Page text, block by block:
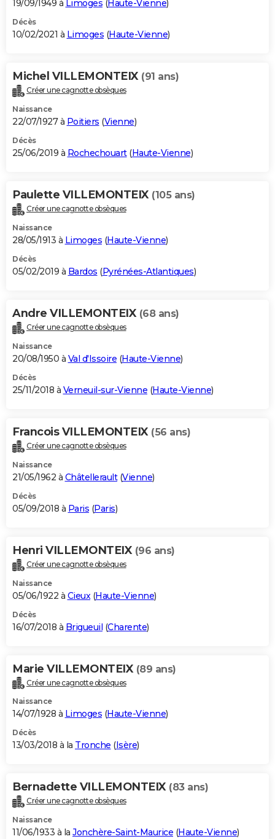
19/09/1949 à Limoges (Haute-Vienne)
Décès
10/02/2021 à Limoges (Haute-Vienne)
Michel VILLEMONTEIX (91 ans)
Créer une cagnotte obsèques
Naissance
22/07/1927 à Poitiers (Vienne)
Décès
25/06/2019 à Rochechouart(Haute-Vienne)
Paulette VILLEMONTEIX (105 ans)
Créer une cagnotte obsèques
Naissance
28/05/1913 à Limoges (Haute-Vienne)
Décès
05/02/2019 à Bardos (Pyrénées-Atlantiques)
Andre VILLEMONTEIX (68 ans)
Créer une cagnotte obsèques
Naissance
20/08/1950 à Val d'Issoire (Haute-Vienne)
Décès
25/11/2018 à Verneuil-sur-Vienne (Haute-Vienne)
Francois VILLEMONTEIX (56 ans)
Créer une cagnotte obsèques
Naissance
21/05/1962 à Châtellerault(Vienne)
Décès
05/09/2018 à Paris (Paris)
Henri VILLEMONTEIX (96 ans)
Créer une cagnotte obsèques
Naissance
05/06/1922 à Cieux (Haute-Vienne)
Décès
16/07/2018 à Brigueuil (Charente)
Marie VILLEMONTEIX (89 ans)
Créer une cagnotte obsèques
Naissance
14/07/1928 à Limoges (Haute-Vienne)
Décès
13/03/2018 à la Tronche (Isère)
Bernadette VILLEMONTEIX (83 ans)
Créer une cagnotte obsèques
Naissance
11/06/1933 à la Jonchère-Saint-Maurice (Haute-Vienne)